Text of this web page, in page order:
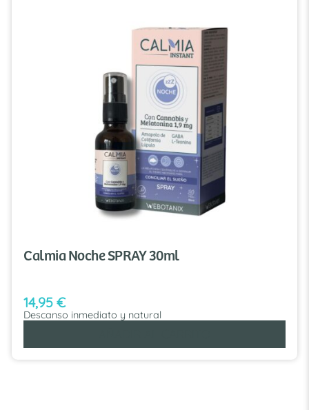
999/2001. Fabricado en la UE: es fabricado en la Unión
Calmia Noche SPRAY 30ml
14,95 €
Descanso inmediato y natural